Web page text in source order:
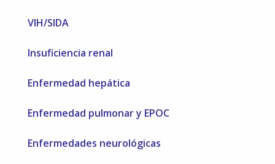
VIH/SIDA
Insuficiencia renal
Enfermedad hepática
Enfermedad pulmonar y EPOC
Enfermedades neurológicas